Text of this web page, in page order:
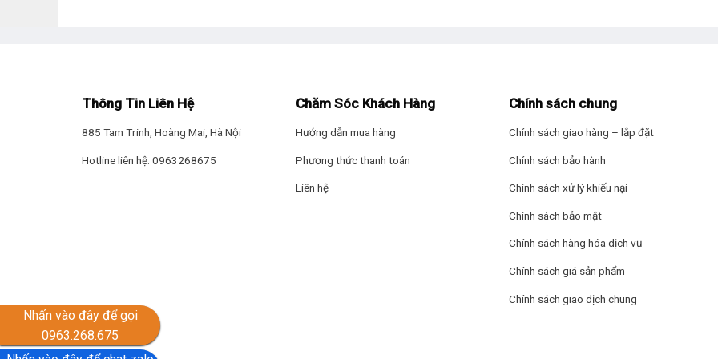
Kích thước – Khối
Nhấn vào đây để gọi
0963.268.675
Thông Tin Liên Hệ
885 Tam Trinh, Hoàng Mai, Hà Nội
Hotline liên hệ: 0963268675
Chăm Sóc Khách Hàng
Hướng dẫn mua hàng
Phương thức thanh toán
Liên hệ
Chính sách chung
Chính sách giao hàng – lắp đặt
Chính sách bảo hành
Chính sách xử lý khiếu nại
Chính sách bảo mật
Chính sách hàng hóa dịch vụ
Chính sách giá sản phẩm
Chính sách giao dịch chung